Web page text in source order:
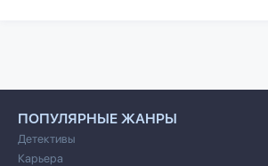
ПОПУЛЯРНЫЕ ЖАНРЫ
Детективы
Карьера